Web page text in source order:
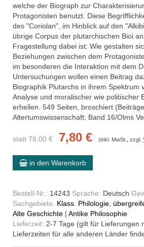
welche der Biograph zur
Protagonisten benutzt. Diese
des "Coriolan", im Hinblick auf den
übrige Corpus der plutarchischen Bioi
Fragestellung dabei ist: Wie gestalten
Beziehungen zwischen dem
im besonderen die Interaktion mit dem
Untersuchungen wollen einen Beitrag
Biographik Plutarchs in ihrem Spektrum
Analyse und moralischer wie politischer
erhellen. 549 Seiten, broschiert
Altertumswissenschaft; Band 16/Olms
statt 78,00 € 7,80 € (inkl. MwSt., zzgl.
in den Warenkorb
Bestell-Nr.: 14243 Sprache: Deutsch
Sachgebiete: Klass. Philologie,
Alte Geschichte | Antike Philosophie
Lieferzeit: 2-7 Tage (gilt für Lieferungen
Lieferzeiten für alle anderen Länder